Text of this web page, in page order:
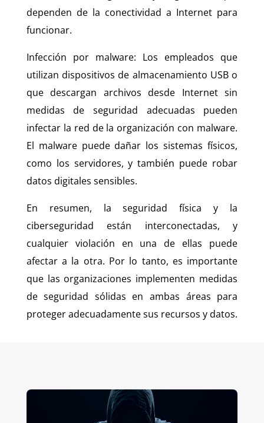
dependen de la conectividad a Internet para
funcionar.
Infección por malware: Los empleados que
utilizan dispositivos de almacenamiento USB o
que descargan archivos desde Internet sin
medidas de seguridad adecuadas pueden
infectar la red de la organización con malware.
El malware puede dañar los sistemas físicos,
como los servidores, y también puede robar
datos digitales sensibles.
En resumen, la seguridad física y la
ciberseguridad están interconectadas, y
cualquier violación en una de ellas puede
afectar a la otra. Por lo tanto, es importante
que las organizaciones implementen medidas
de seguridad sólidas en ambas áreas para
proteger adecuadamente sus recursos y datos.